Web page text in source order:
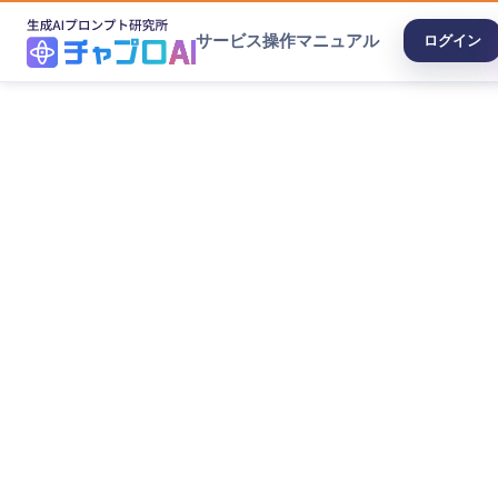
サービス操作マニュアル ログイン